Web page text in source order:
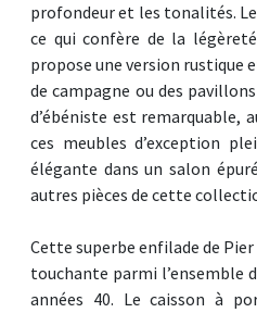
profondeur et les tonalités.
ce qui confère de la
propose une version rustique
de campagne ou des
d’ébéniste est remarquable,
ces meubles d’exception
élégante dans un salon
autres pièces de cette
Cette superbe enfilade de
touchante parmi l’ensemble
années 40. Le caisson à